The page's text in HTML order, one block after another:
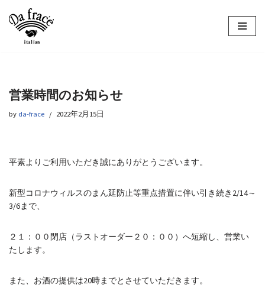
コ
へ
ス
営業時間のお知らせ
by da-frace 2022年2月15日
平素よりご利用いただき誠にありがとうございます。
新型コロナウィルスのまん延防止等重点措置に伴い引き続き2/14～
3/6まで、
２１：００閉店（ラストオーダー２０：００）へ短縮し、営業い
たします。
また、お酒の提供は20時までとさせていただきます。